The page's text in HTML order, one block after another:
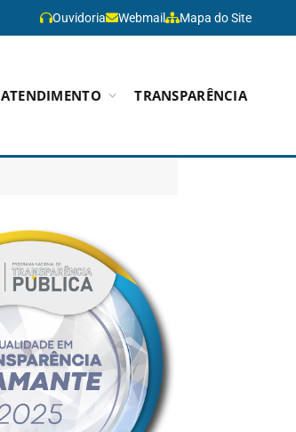
Ouvidoria Webmail Mapa do Site
ATENDIMENTO TRANSPARÊNCIA